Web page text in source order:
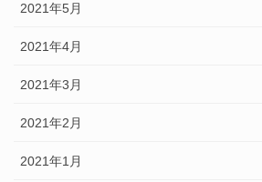
2021年5月
2021年4月
2021年3月
2021年2月
2021年1月